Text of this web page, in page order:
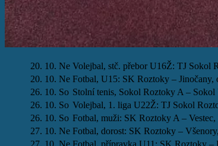
20. 10. Ne Volejbal, stč. přebor U16Ž: TJ Sokol
20. 10. Ne Fotbal, U15: SK Roztoky – Jinočany,
26. 10. So Stolní tenis, Sokol Roztoky A –
26. 10. So Volejbal, 1. liga U22Ž: TJ Sokol
26. 10. So Fotbal, muži: SK Roztoky A – Vestec,
27. 10. Ne Fotbal, dorost: SK Roztoky –
27. 10. Ne Fotbal, přípravka U11: SK Roztoky –